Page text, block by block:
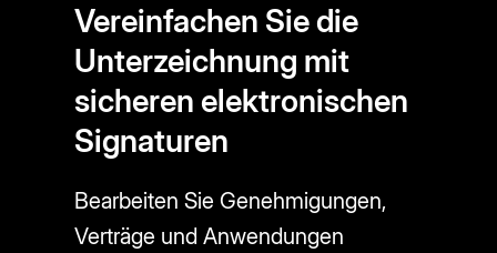
Vereinfachen Sie die
Unterzeichnung mit
sicheren elektronischen
Signaturen
Bearbeiten Sie Genehmigungen,
Verträge und Anwendungen